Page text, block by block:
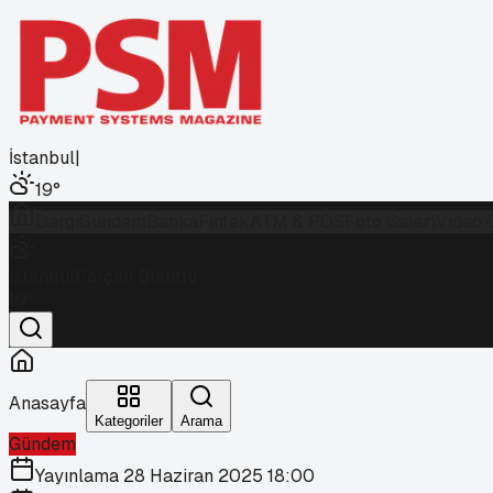
İstanbul|
19°
Anasayfa
Kategoriler Arama
Gündem
Yayınlama 28 Haziran 2025 18:00